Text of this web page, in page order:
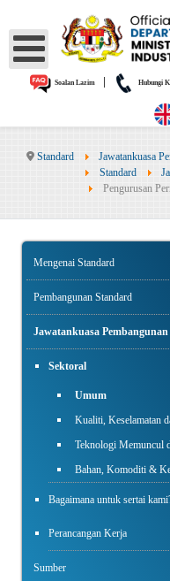
Soalan Lazim| Hubungi
Standard Jawatankuasa
Standard
Pengurusan
Mengenai Standard
Pembangunan Standard
Jawatankuasa
Sektoral
Umum
Kualiti, Keselamatan
Teknologi Memuncul
Bahan, Komoditi &
Bagaimana untuk sertai
Perancangan Kerja
Sumber